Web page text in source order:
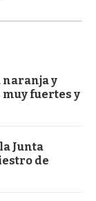
naranja y
fuertes y
Junta
de